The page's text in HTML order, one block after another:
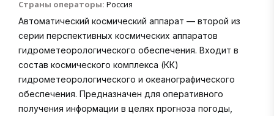
Страны операторы: Россия
Автоматический космический аппарат — второй из
серии перспективных космических аппаратов
гидрометеорологического обеспечения. Входит в
состав космического комплекса (КК)
гидрометеорологического и океанографического
обеспечения. Предназначен для оперативного
получения информации в целях прогноза погоды,